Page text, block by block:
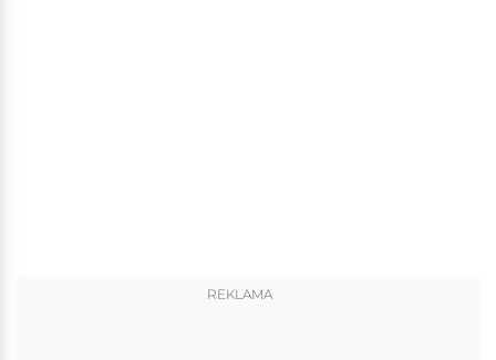
REKLAMA